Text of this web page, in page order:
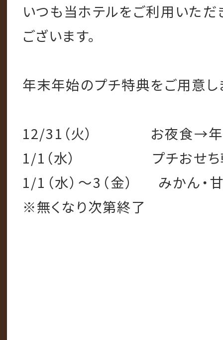
いつも当ホテルをご利用いただ
ございます。
年末年始のプチ特典をご用意し
12/31（火） お夜食→年
1/1（水） プチおせち
1/1（水）～3（金） みかん・
※無くなり次第終了